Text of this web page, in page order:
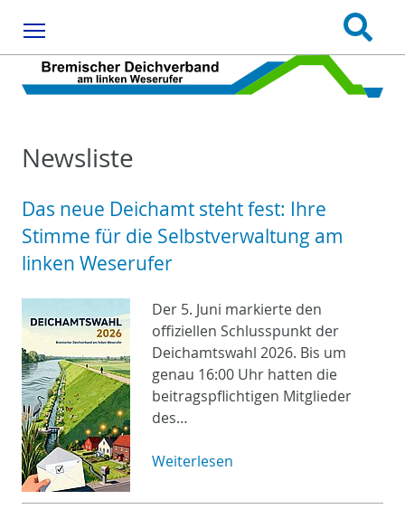
Newsliste
Das neue Deichamt steht fest: Ihre
Stimme für die Selbstverwaltung am
linken Weserufer
Der 5. Juni markierte den
offiziellen Schlusspunkt der
Deichamtswahl 2026. Bis um
genau 16:00 Uhr hatten die
beitragspflichtigen Mitglieder
des…
Weiterlesen